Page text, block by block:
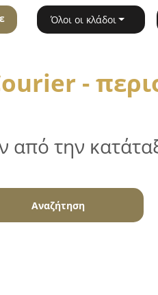
Όλοι οι κλάδοι
-
από την
Αναζήτηση